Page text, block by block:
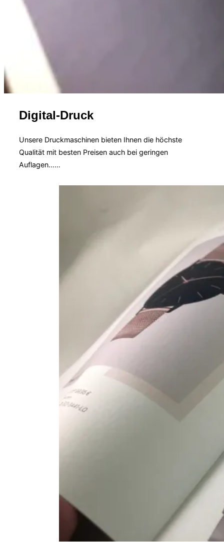
Digital-Druck
Unsere Druckmaschinen bieten Ihnen die höchste
Qualität mit besten Preisen auch bei geringen
Auflagen……